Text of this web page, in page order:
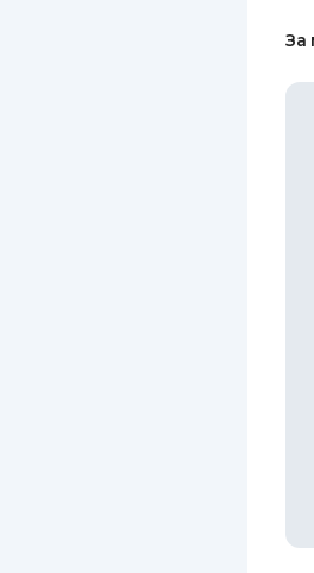
За